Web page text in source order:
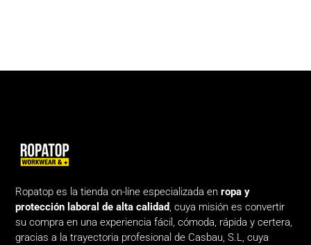
Ropatop es la tienda on-líne especializada enropa y
protección laboral de alta calidad, cuya misión es convertir
su compra en una experiencia fácil, cómoda, rápida y certera,
gracias a la trayectoria profesional de Casbau, S.L, cuya